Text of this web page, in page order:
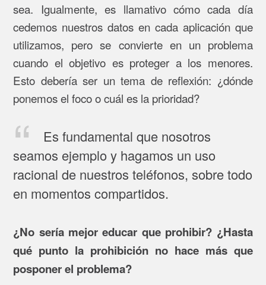
sea. Igualmente, es llamativo cómo cada día
cedemos nuestros datos en cada aplicación que
utilizamos, pero se convierte en un problema
cuando el objetivo es proteger a los menores.
Esto debería ser un tema de reflexión: ¿dónde
ponemos el foco o cuál es la prioridad?
Es fundamental que nosotros
seamos ejemplo y hagamos un uso
racional de nuestros teléfonos, sobre todo
en momentos compartidos.
¿No sería mejor educar que prohibir? ¿Hasta
qué punto la prohibición no hace más que
posponer el problema?